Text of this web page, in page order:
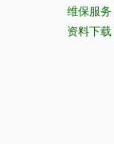
维保服务
资料下载